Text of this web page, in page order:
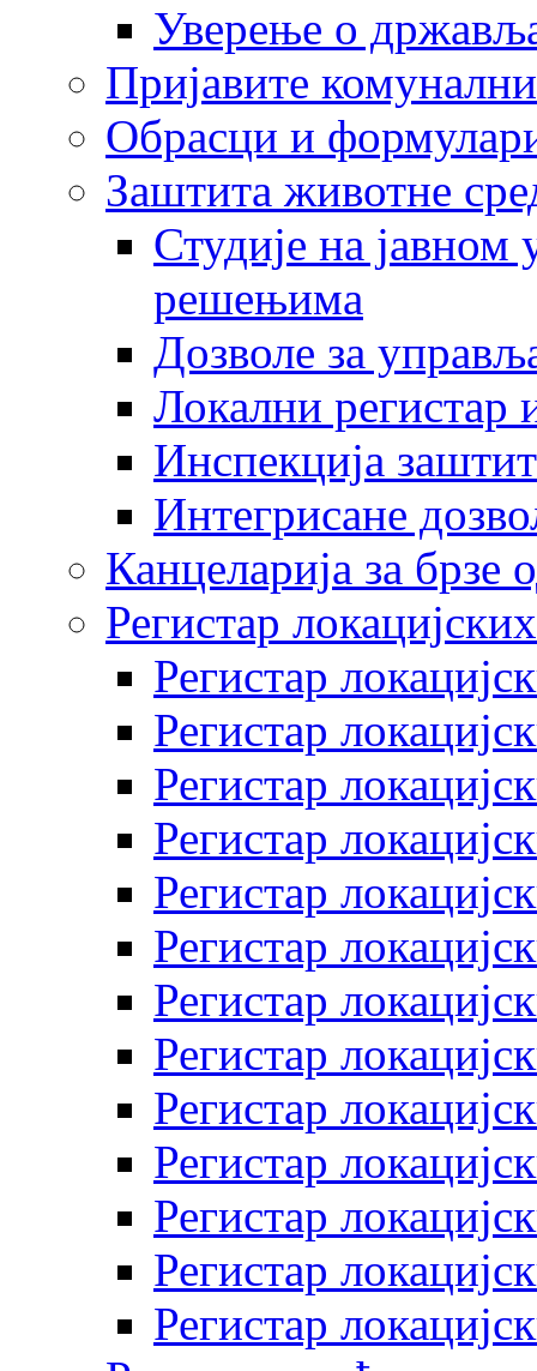
Уверење о
Пријавите
Обрасци и
Заштита животне
Студије на
решењима
Дозволе за
Локални регистар
Инспекција
Интегрисане
Канцеларија за брзе
Регистар
Регистар
Регистар
Регистар
Регистар
Регистар
Регистар
Регистар
Регистар
Регистар
Регистар
Регистар
Регистар
Регистар